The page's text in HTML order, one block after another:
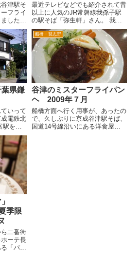
津駅そ
フライ
した。
間をず
すが、
店を紹
おすす
カン
最近テレビなどでも紹介されて昔
以上に人気のJR常磐線我孫子駅
の駅そば「弥生軒」さん。 我孫
子駅はたまに通るので食べる機会
はよくあるんですが、いつも混ん
でるから入りません。 混んで
るのと並ぶのがあまり好きなじゃ
ないので。 夕方から夜に...
県鎌
いって
電鉄北
駅を降
へ進
「オリ
、その
ですと
。くぬ
船橋・習志野
谷津のミスターフライパン
ヘ 2009年７月
船橋方面へ行く用事が、あったの
で、久しぶりに京成谷津駅そば、
国道14号線沿いにある洋食屋さ
季限
二番街
ーテ長
「パー